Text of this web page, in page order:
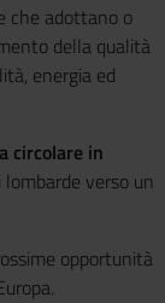
che adottano o
della qualità
energia ed
circolare in
verso un
opportunità